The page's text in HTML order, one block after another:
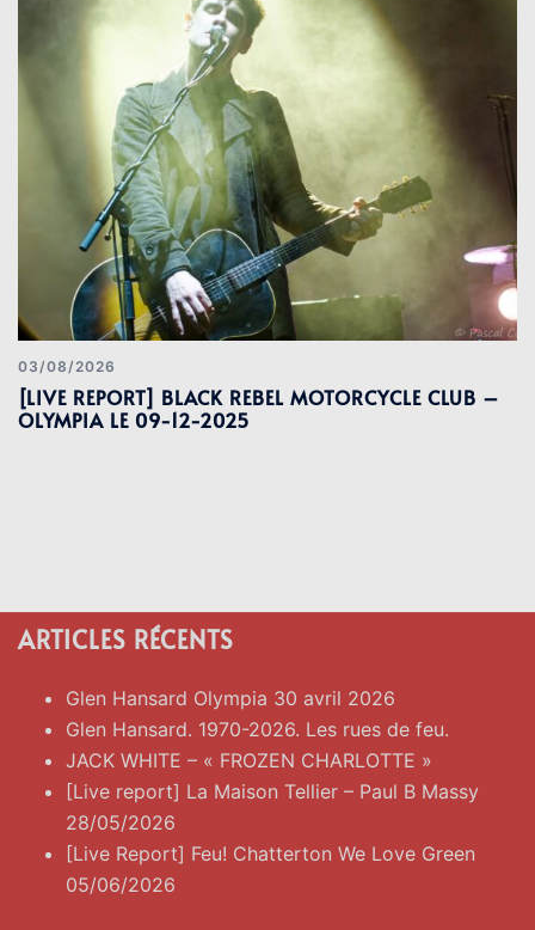
03/08/2026
[LIVE REPORT] BLACK REBEL MOTORCYCLE CLUB –
OLYMPIA LE 09-12-2025
ARTICLES RÉCENTS
Glen Hansard Olympia 30 avril 2026
Glen Hansard. 1970-2026. Les rues de feu.
JACK WHITE – « FROZEN CHARLOTTE »
[Live report] La Maison Tellier – Paul B Massy
28/05/2026
[Live Report] Feu! Chatterton We Love Green
05/06/2026